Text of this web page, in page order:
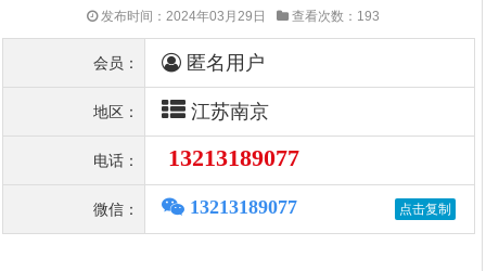
发布时间：2024年03月29日 查看次数：193
会员： 匿名用户
地区： 江苏南京
电话： 13213189077
微信： 13213189077